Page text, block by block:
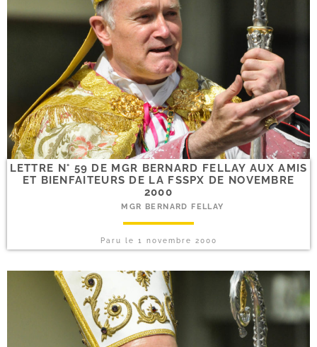
LETTRE N° 59 DE MGR BERNARD FELLAY AUX AMIS
ET BIENFAITEURS DE LA FSSPX DE NOVEMBRE
2000
MGR BERNARD FELLAY
Paru le 1 novembre 2000